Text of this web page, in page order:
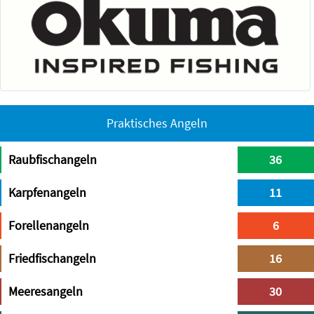
Praktisches Angeln
Raubfischangeln 36
Karpfenangeln 11
Forellenangeln 6
Friedfischangeln 16
Meeresangeln 30